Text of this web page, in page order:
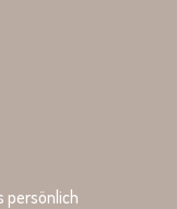
persönlich